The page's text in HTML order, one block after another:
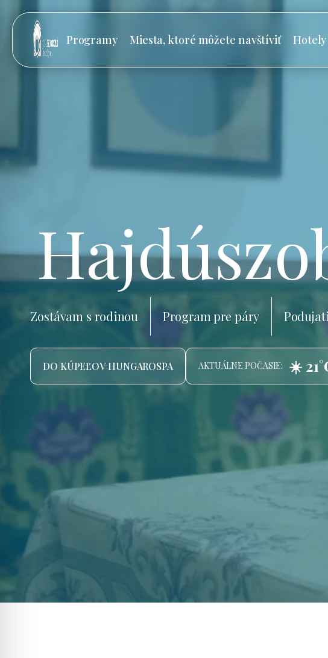
Programy Miesta, ktoré môžete navštíviť Hotely
Zostávam s rodinou Program pre páry
DO KÚPEĽOV HUNGAROSPA AKTUÁLNE POČASIE: ☀️